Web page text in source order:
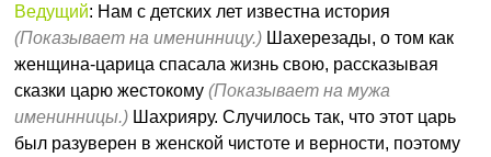
Ведущий: Нам с детских лет известна история
(Показывает на именинницу.) Шахерезады, о том как
женщина-царица спасала жизнь свою, рассказывая
сказки царю жестокому(Показывает на мужа
именинницы.) Шахрияру. Случилось так, что этот царь
был разуверен в женской чистоте и верности, поэтому